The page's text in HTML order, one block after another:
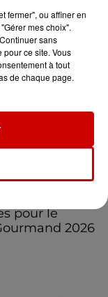
France : quel
?
pour le
2026
fermer", ou affiner en
mes choix".
sans
pour ce site. Vous
à tout
de chaque page.